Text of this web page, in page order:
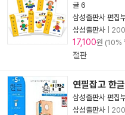
글 6
삼성출판사 편집
삼성출판사
17,100원 (10%
절판
연필잡고 한
삼성출판사 편집
삼성출판사